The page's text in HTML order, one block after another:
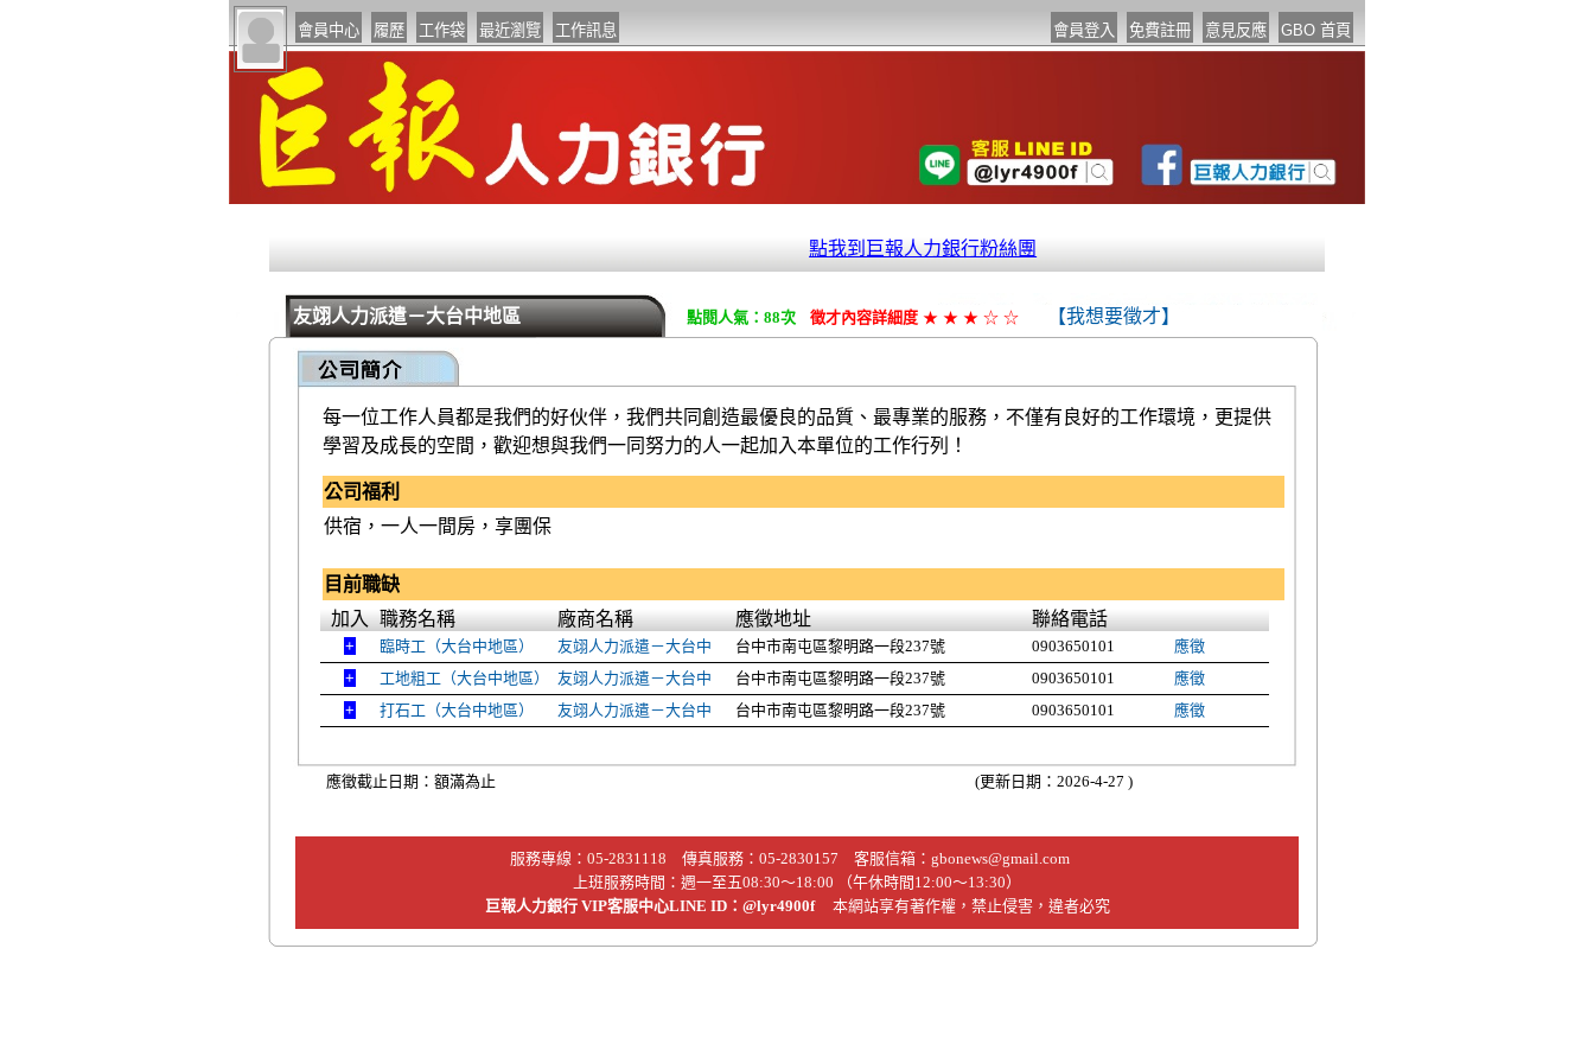
點我到巨報人力銀行粉絲團
友翊人力派遣－大台中地區 點閱人氣：88次 徵才內容詳細度 ★ ★ ★ ☆ ☆ 【我想要徵才】
每一位工作人員都是我們的好伙伴，我們共同創造最優良的品質、最專業的服務，不僅有良好的工作環境，更提供
學習及成長的空間，歡迎想與我們一同努力的人一起加入本單位的工作行列！
公司福利
供宿，一人一間房，享團保
目前職缺
加入 職務名稱 廠商名稱 應徵地址 聯絡電話
臨時工（大台中地區） 友翊人力派遣－大台中 台中市南屯區黎明路一段237號 0903650101
應徵
工地粗工（大台中地區）
友翊人力派遣－大台中 台中市南屯區黎明路一段237號 0903650101
應徵
打石工（大台中地區）
友翊人力派遣－大台中 台中市南屯區黎明路一段237號 0903650101 應徵
應徵截止日期：額滿為止 (更新日期：2026-4-27 )
服務專線： 05-2831118 傳真服務：05-2830157 客服信箱： gbonews@gmail.com
上班服務時間：週一至五08:30～18:00 （午休時間12:00～13:30）
巨報人力銀行 VIP客服中心LINE ID：@lyr4900f
本網站享有著作權，禁止侵害，違者必究